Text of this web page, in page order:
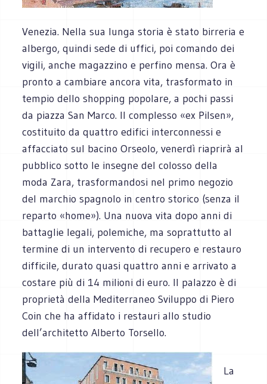
Venezia. Nella sua lunga storia è stato birreria e
albergo, quindi sede di uffici, poi comando dei
vigili, anche magazzino e perfino mensa. Ora è
pronto a cambiare ancora vita, trasformato in
tempio dello shopping popolare, a pochi passi
da piazza San Marco. Il complesso «ex Pilsen»,
costituito da quattro edifici interconnessi e
affacciato sul bacino Orseolo, venerdì riaprirà al
pubblico sotto le insegne del colosso della
moda Zara, trasformandosi nel primo negozio
del marchio spagnolo in centro storico (senza il
reparto «home»). Una nuova vita dopo anni di
battaglie legali, polemiche, ma soprattutto al
termine di un intervento di recupero e restauro
difficile, durato quasi quattro anni e arrivato a
costare più di 14 milioni di euro. Il palazzo è di
proprietà della Mediterraneo Sviluppo di Piero
Coin che ha affidato i restauri allo studio
dell’architetto Alberto Torsello.
La